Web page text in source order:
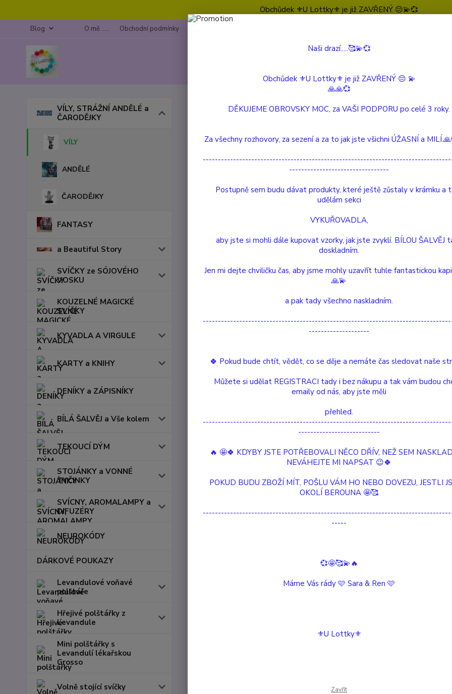
Obchůdek ⚜️U Lottky⚜️ je již ZAVŘENÝ 😔💫💞
Blog O mě ..... Obchodní podmínky
(Po-
VÍLY, STRÁŽNÍ ANDĚLÉ a
ČARODĚJKY
VÍLY
ANDĚLÉ
ČARODĚJKY
FANTASY
a Beautiful Story
SVÍČKY ze SÓJOVÉHO
VOSKU
KOUZELNÉ MAGICKÉ
SVÍČKY
KYVADLA A VIRGULE
KARTY a KNIHY
DENÍKY a ZÁPISNÍKY
BÍLÁ ŠALVĚJ a Vše kolem
TEKOUCÍ DÝM
STOJÁNKY a VONNÉ
TYČINKY
SVÍCNY, AROMALAMPY a
DIFUZÉRY
NEUROKÓDY
DÁRKOVÉ POUKAZY
Levandulové voňavé
polštáře
Hřejivé polštářky z
Levandule
Mini polštářky s
Levandulí lékařskou
Grosso
Volně stojící svíčky
VÍLY, STRÁŽNÍ ANDĚLÉ a ČARODĚJKY VÍLY
nebo
Hodnocení
Květinová Víla
Nádherná květinová Víla s vysněným
" Nezáleží na tom, jestli jsi růže, lotosový květ nebo
" JARO je krásná připomínka toho, jak
Jakmile si Vílu přinesete domů,
Od té chvíle bude Vaší spřízněnou duší,
A jestli tomu věříte nebo ne....není
Naši drazí.....🥰💫💞
Obchůdek ⚜️U Lottky⚜️ je již ZAVŘENÝ 😔 💫
🙏🙏💞
DĚKUJEME OBROVSKY MOC, za VAŠI PODPORU po celé 3 roky.
Za všechny rozhovory, za sezení a za to jak jste všichni ÚŽASNÍ a
---------------------------------
Postupně sem budu dávat produkty, které ještě zůstaly v krámku a
udělám sekci
VYKUŘOVADLA,
aby jste si mohli dále kupovat vzorky, jak jste zvyklí. BÍLOU ŠALVĚJ
doskladním.
Jen mi dejte chviličku čas, aby jsme mohly uzavřít tuhle fantastickou
🙏💫
a pak tady všechno naskladním.
--------------------
🍀 Pokud bude chtít, vědět, co se děje a nemáte čas sledovat naše
Můžete si udělat REGISTRACI tady i bez nákupu a tak vám budou
emaily od nás, aby jste měli
přehled.
---------------------------
🔥 🤩🍀 KDYBY JSTE POTŘEBOVALI NĚCO DŘÍV, NEŽ SEM
NEVÁHEJTE MI NAPSAT 😉🍀
POKUD BUDU ZBOŽÍ MÍT, POŠLU VÁM HO NEBO DOVEZU, JESTLI
OKOLÍ BEROUNA 🤩🥰
-----
💞🤩🥰💫🔥
Máme Vás rády 🩷 Sara & Ren 🩷
⚜️U Lottky⚜️
Zavřít